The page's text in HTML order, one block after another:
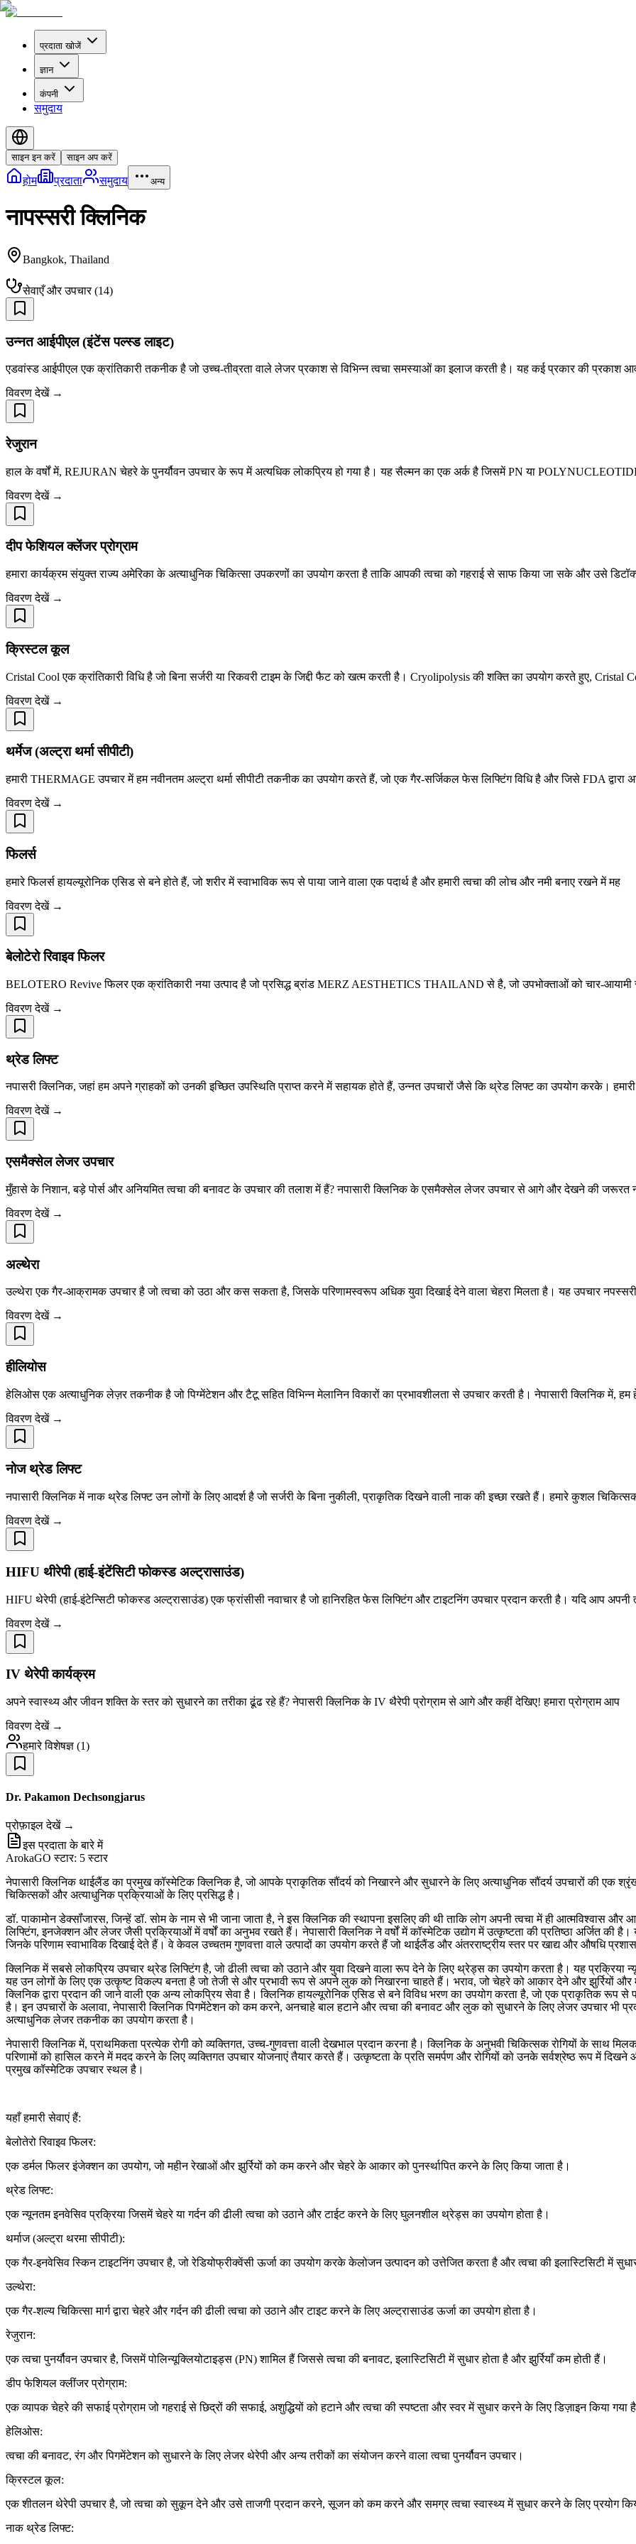
प्रदाता खोजें
ज्ञान
कंपनी
समुदाय
साइन इन करें साइन अप करें
होम प्रदाता समुदाय अन्य
नापस्सरी क्लिनिक
Bangkok, Thailand
सेवाएँ और उपचार(14)
उन्नत आईपीएल (इंटेंस पल्स्ड लाइट)
एडवांस्ड आईपीएल एक क्रांतिकारी तकनीक है जो उच्च-तीव्रता वाले लेजर प्रकाश से विभिन्न त्वचा समस्याओं का इलाज करती है। यह कई प्रकार की प्रकाश
विवरण देखें →
रेजुरान
हाल के वर्षों में, REJURAN चेहरे के पुनर्यौवन उपचार के रूप में अत्यधिक लोकप्रिय हो गया है। यह सैल्मन का एक अर्क है जिसमें PN या
विवरण देखें →
दीप फेशियल क्लेंजर प्रोग्राम
हमारा कार्यक्रम संयुक्त राज्य अमेरिका के अत्याधुनिक चिकित्सा उपकरणों का उपयोग करता है ताकि आपकी त्वचा को गहराई से साफ किया जा सके और उसे
विवरण देखें →
क्रिस्टल कूल
Cristal Cool एक क्रांतिकारी विधि है जो बिना सर्जरी या रिकवरी टाइम के जिद्दी फैट को खत्म करती है। Cryolipolysis की शक्ति का उपयोग करते हुए, Cristal
विवरण देखें →
थर्मेज (अल्ट्रा थर्मा सीपीटी)
हमारी THERMAGE उपचार में हम नवीनतम अल्ट्रा थर्मा सीपीटी तकनीक का उपयोग करते हैं, जो एक गैर-सर्जिकल फेस लिफ्टिंग विधि है और जिसे FDA द्वारा
विवरण देखें →
फिलर्स
हमारे फिलर्स हायल्यूरोनिक एसिड से बने होते हैं, जो शरीर में स्वाभाविक रूप से पाया जाने वाला एक पदार्थ है और हमारी त्वचा की लोच और नमी बनाए रखने में मह
विवरण देखें →
बेलोटेरो रिवाइव फिलर
BELOTERO Revive फिलर एक क्रांतिकारी नया उत्पाद है जो प्रसिद्ध ब्रांड MERZ AESTHETICS THAILAND से है, जो उपभोक्ताओं को चार-
विवरण देखें →
थ्रेड लिफ्ट
नपासरी क्लिनिक, जहां हम अपने ग्राहकों को उनकी इच्छित उपस्थिति प्राप्त करने में सहायक होते हैं, उन्नत उपचारों जैसे कि थ्रेड लिफ्ट का उपयोग करके। हमारी
विवरण देखें →
एसमैक्सेल लेजर उपचार
मुँहासे के निशान, बड़े पोर्स और अनियमित त्वचा की बनावट के उपचार की तलाश में हैं? नपासारी क्लिनिक के एसमैक्सेल लेजर उपचार से आगे और देखने की जरूरत
विवरण देखें →
अल्थेरा
उल्थेरा एक गैर-आक्रामक उपचार है जो त्वचा को उठा और कस सकता है, जिसके परिणामस्वरूप अधिक युवा दिखाई देने वाला चेहरा मिलता है। यह उपचार
विवरण देखें →
हीलियोस
हेलिओस एक अत्याधुनिक लेज़र तकनीक है जो पिग्मेंटेशन और टैटू सहित विभिन्न मेलानिन विकारों का प्रभावशीलता से उपचार करती है। नेपासारी क्लिनिक में, हम
विवरण देखें →
नोज थ्रेड लिफ्ट
नपासारी क्लिनिक में नाक थ्रेड लिफ्ट उन लोगों के लिए आदर्श है जो सर्जरी के बिना नुकीली, प्राकृतिक दिखने वाली नाक की इच्छा रखते हैं। हमारे कुशल
विवरण देखें →
HIFU थीरेपी (हाई-इंटेंसिटी फोकस्ड अल्ट्रासाउंड)
HIFU थेरेपी (हाई-इंटेन्सिटी फोकस्ड अल्ट्रासाउंड) एक फ्रांसीसी नवाचार है जो हानिरहित फेस लिफ्टिंग और टाइटनिंग उपचार प्रदान करती है। यदि आप अपनी
विवरण देखें →
IV थेरेपी कार्यक्रम
अपने स्वास्थ्य और जीवन शक्ति के स्तर को सुधारने का तरीका ढूंढ रहे हैं? नेपासरी क्लिनिक के IV थैरेपी प्रोग्राम से आगे और कहीं देखिए! हमारा प्रोग्राम आप
विवरण देखें →
हमारे विशेषज्ञ (1)
Dr. Pakamon Dechsongjarus
प्रोफ़ाइल देखें →
इस प्रदाता के बारे में
ArokaGO स्टार: 5 स्टार
नेपासारी क्लिनिक थाईलैंड का प्रमुख कॉस्मेटिक क्लिनिक है, जो आपके प्राकृतिक सौंदर्य को निखारने और सुधारने के लिए अत्याधुनिक सौंदर्य उपचारों की एक
चिकित्सकों और अत्याधुनिक प्रक्रियाओं के लिए प्रसिद्ध है।
डॉ. पाकामोन डेक्सॉंजारस, जिन्हें डॉ. सोम के नाम से भी जाना जाता है, ने इस क्लिनिक की स्थापना इसलिए की थी ताकि लोग अपनी त्वचा में ही आत्मविश्वास
लिफ्टिंग, इनजेक्शन और लेजर जैसी प्रक्रियाओं में वर्षों का अनुभव रखते हैं। नेपासारी क्लिनिक ने वर्षों में कॉस्मेटिक उद्योग में उत्कृष्टता की प्रतिष्ठा अर्जित की
जिनके परिणाम स्वाभाविक दिखाई देते हैं। वे केवल उच्चतम गुणवत्ता वाले उत्पादों का उपयोग करते हैं जो थाईलैंड और अंतरराष्ट्रीय स्तर पर खाद्य और औषधि
क्लिनिक में सबसे लोकप्रिय उपचार थ्रेड लिफ्टिंग है, जो ढीली त्वचा को उठाने और युवा दिखने वाला रूप देने के लिए थ्रेड्स का उपयोग करता है। यह प्रक्रिया
यह उन लोगों के लिए एक उत्कृष्ट विकल्प बनता है जो तेजी से और प्रभावी रूप से अपने लुक को निखारना चाहते हैं। भराव, जो चेहरे को आकार देने और झुर्रियों
क्लिनिक द्वारा प्रदान की जाने वाली एक अन्य लोकप्रिय सेवा है। क्लिनिक हायल्यूरोनिक एसिड से बने विविध भरण का उपयोग करता है, जो एक प्राकृतिक रूप से
है। इन उपचारों के अलावा, नेपासारी क्लिनिक पिगमेंटेशन को कम करने, अनचाहे बाल हटाने और त्वचा की बनावट और लुक को सुधारने के लिए लेजर उपचार भी
अत्याधुनिक लेजर तकनीक का उपयोग करता है।
नेपासारी क्लिनिक में, प्राथमिकता प्रत्येक रोगी को व्यक्तिगत, उच्च-गुणवत्ता वाली देखभाल प्रदान करना है। क्लिनिक के अनुभवी चिकित्सक रोगियों के साथ
परिणामों को हासिल करने में मदद करने के लिए व्यक्तिगत उपचार योजनाएं तैयार करते हैं। उत्कृष्टता के प्रति समर्पण और रोगियों को उनके सर्वश्रेष्ठ रूप में
प्रमुख कॉस्मेटिक उपचार स्थल है।
यहाँ हमारी सेवाएं हैं:
बेलोतेरो रिवाइव फिलर:
एक डर्मल फिलर इंजेक्शन का उपयोग, जो महीन रेखाओं और झुर्रियों को कम करने और चेहरे के आकार को पुनर्स्थापित करने के लिए किया जाता है।
थ्रेड लिफ्ट:
एक न्यूनतम इनवेसिव प्रक्रिया जिसमें चेहरे या गर्दन की ढीली त्वचा को उठाने और टाईट करने के लिए घुलनशील थ्रेड्स का उपयोग होता है।
थर्माज (अल्ट्रा थरमा सीपीटी):
एक गैर-इनवेसिव स्किन टाइटनिंग उपचार है, जो रेडियोफ्रीक्वेंसी ऊर्जा का उपयोग करके केलोजन उत्पादन को उत्तेजित करता है और त्वचा की इलास्टिसिटी में
उल्थेरा:
एक गैर-शल्य चिकित्सा मार्ग द्वारा चेहरे और गर्दन की ढीली त्वचा को उठाने और टाइट करने के लिए अल्ट्रासाउंड ऊर्जा का उपयोग होता है।
रेजुरान:
एक त्वचा पुनर्यौवन उपचार है, जिसमें पोलिन्यूक्लियोटाइड्स (PN) शामिल हैं जिससे त्वचा की बनावट, इलास्टिसिटी में सुधार होता है और झुर्रियाँ कम होती हैं।
डीप फेशियल क्लींजर प्रोग्राम:
एक व्यापक चेहरे की सफाई प्रोग्राम जो गहराई से छिद्रों की सफाई, अशुद्धियों को हटाने और त्वचा की स्पष्टता और स्वर में सुधार करने के लिए डिज़ाइन किया गया
हेलिओस:
त्वचा की बनावट, रंग और पिगमेंटेशन को सुधारने के लिए लेजर थेरेपी और अन्य तरीकों का संयोजन करने वाला त्वचा पुनर्यौवन उपचार।
क्रिस्टल कूल:
एक शीतलन थेरेपी उपचार है, जो त्वचा को सुकून देने और उसे ताजगी प्रदान करने, सूजन को कम करने और समग्र त्वचा स्वास्थ्य में सुधार करने के लिए प्रयोग
नाक थ्रेड लिफ्ट: